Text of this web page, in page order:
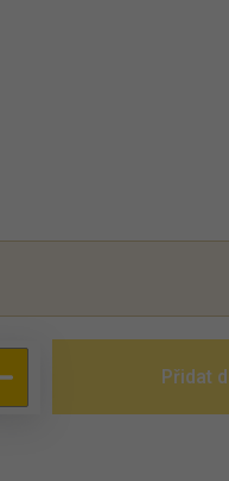
Přidat